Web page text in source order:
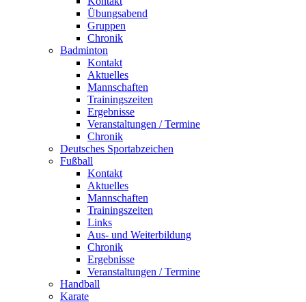
Übungsabend
Gruppen
Chronik
Badminton
Kontakt
Aktuelles
Mannschaften
Trainingszeiten
Ergebnisse
Veranstaltungen / Termine
Chronik
Deutsches Sportabzeichen
Fußball
Kontakt
Aktuelles
Mannschaften
Trainingszeiten
Links
Aus- und Weiterbildung
Chronik
Ergebnisse
Veranstaltungen / Termine
Handball
Karate